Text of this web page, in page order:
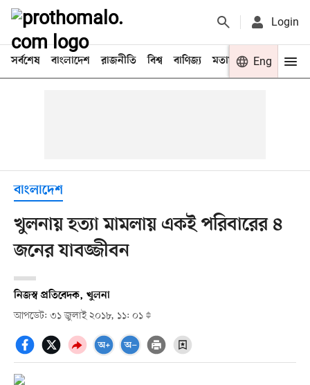
Login
সর্বশেষ বাংলাদেশ রাজনীতি বিশ্ব বাণিজ্য মতামত খেলা
Eng
বাংলাদেশ
খুলনায় হত্যা মামলায় একই পরিবারের ৪
জনের যাবজ্জীবন
নিজস্ব প্রতিবেদক, খুলনা
আপডেট: ৩১ জুলাই ২০১৮, ১১: ০১